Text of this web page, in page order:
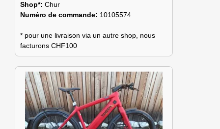
Shop*: Chur
Numéro de commande: 10105574
* pour une livraison via un autre shop, nous
facturons CHF100